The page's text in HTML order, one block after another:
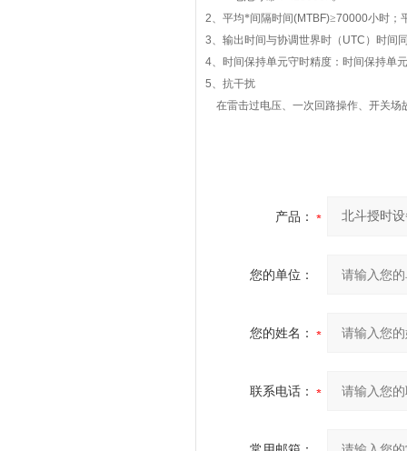
2、平均*间隔时间(MTBF)≥70000小时；
3、输出时间与协调世界时（ UTC ）时间
4、时间保持单元守时精度：时间保持单
5、抗干扰
在雷击过电压、一次回路操作、开关
产品：
您的单位：
您的姓名：
联系电话：